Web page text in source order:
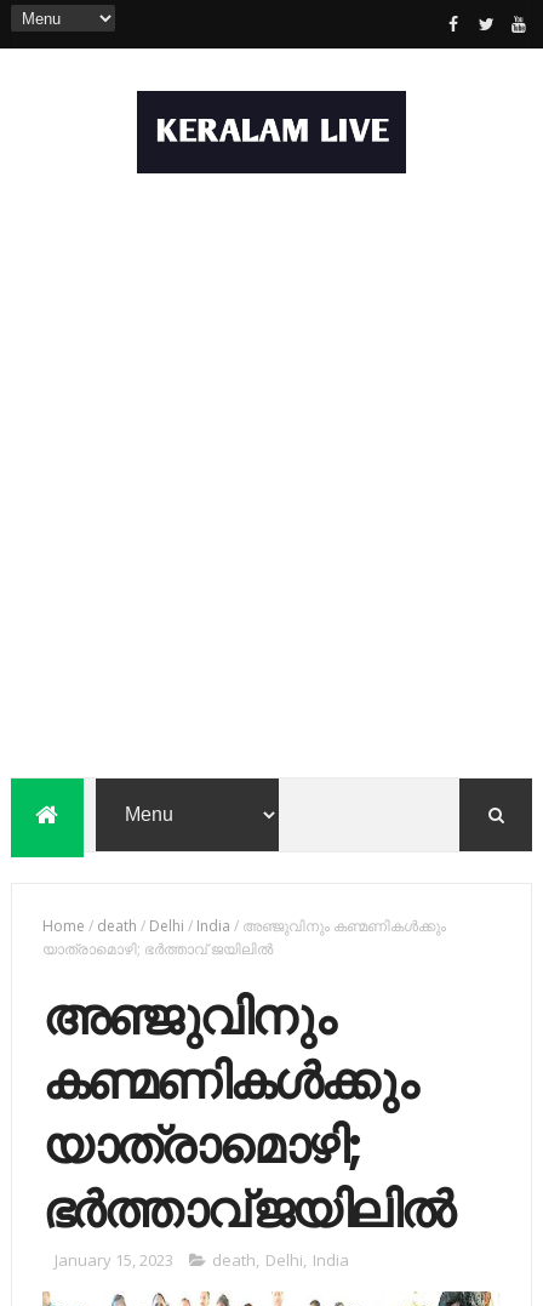
Home / death / Delhi / India / അഞ്ജുവിനും കണ്മണികൾക്കും
യാത്രാമൊഴി; ഭർത്താവ് ജയിലിൽ
അഞ്ജുവിനും
കണ്മണികൾക്കും
യാത്രാമൊഴി;
ഭർത്താവ് ജയിലിൽ
January 15, 2023 death, Delhi, India